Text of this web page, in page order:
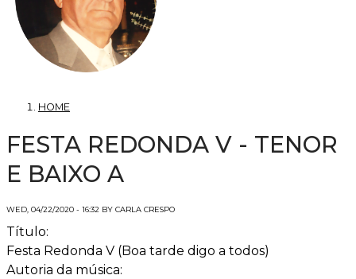
HOME
FESTA REDONDA V - TENOR
E BAIXO A
WED, 04/22/2020 - 16:32 BY CARLA CRESPO
Título:
Festa Redonda V (Boa tarde digo a todos)
Autoria da música: